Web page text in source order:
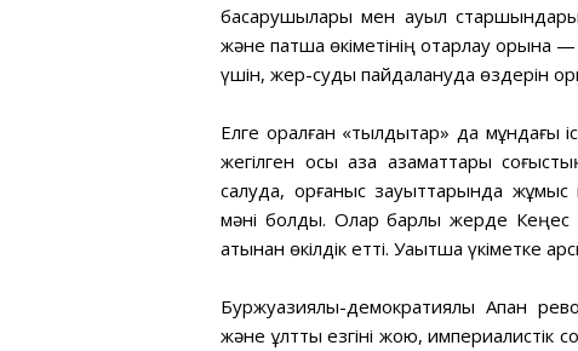
басқарушылары мен ауыл
және патша өкіметінің отарлау қорына
үшін, жер-суды пайдалануда өздерін
Елге оралған «тылдықтар» да мұндағы
жегілген осы қазақ азаматтары
салуда, қорғаныс зауыттарында жұмыс
мәні болды. Олар барлық жерде Кеңес
атынан өкілдік етті. Уақытша үкіметке
Буржуазиялық-демократиялық Ақпан
және ұлттық езгіні жою,